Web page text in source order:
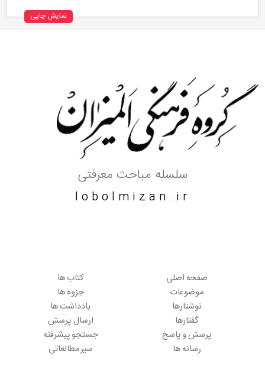
نمایش چاپی
سلسله مباحث معرفتی
lobolmizan.ir
صفحه اصلی
موضوعات
نوشتارها
گفتارها
پرسش و پاسخ
رسانه ها
کتاب ها
جزوه ها
یادداشت ها
ارسال پرسش
جستجو پیشرفته
سیر مطالعاتی